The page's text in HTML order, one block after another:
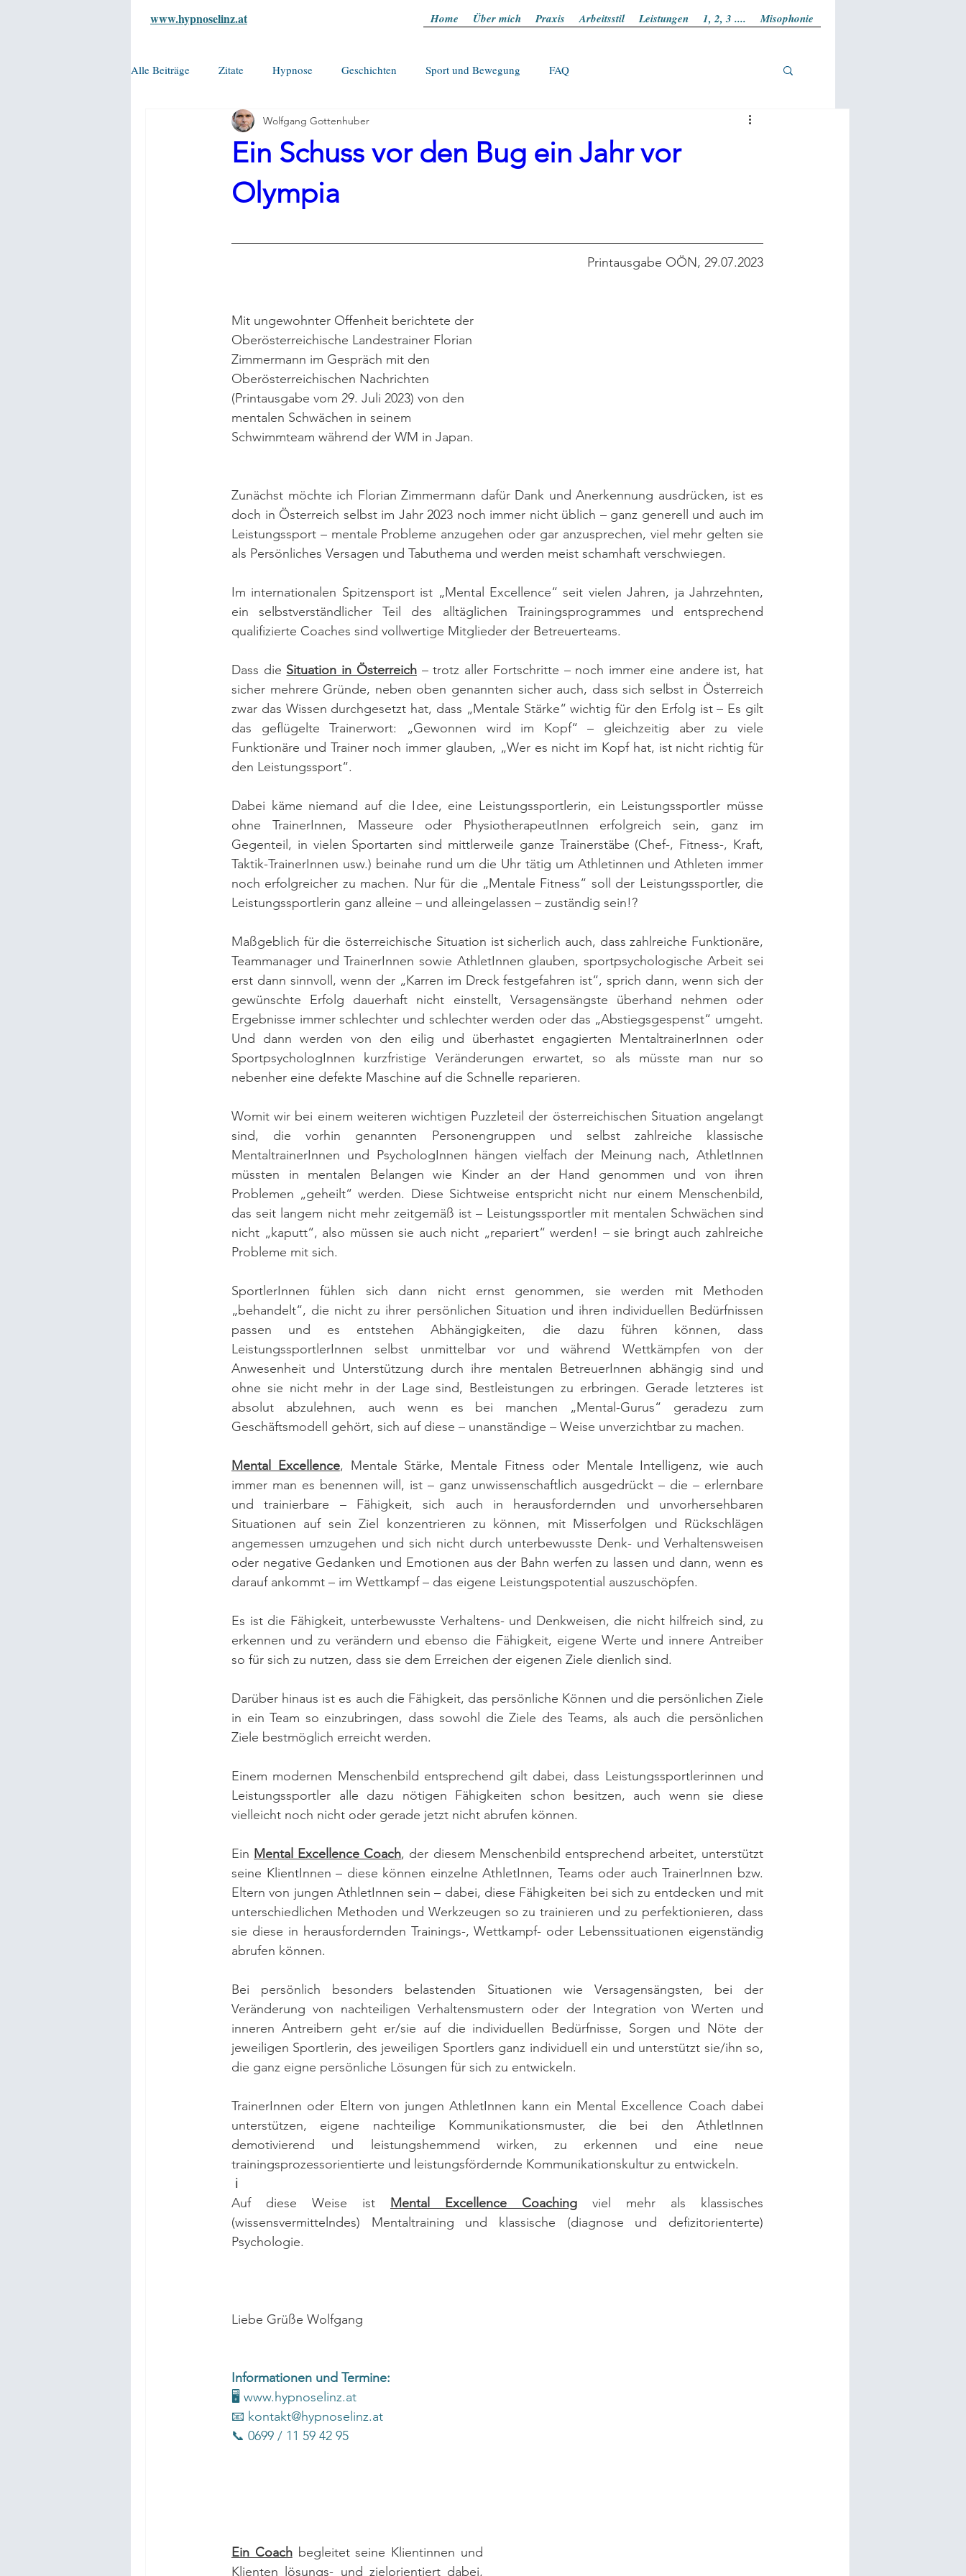
Home Über mich Praxis Arbeitsstil Leistungen 1, 2, 3 .... Misophonie
www.hypnoselinz.at
Alle Beiträge Zitate Hypnose Geschichten Sport und Bewegung FAQ
Ein Schuss vor den Bug ein Jahr vor
Olympia
Wolfgang Gottenhuber
Printausgabe OÖN, 29.07.2023
Mit ungewohnter Offenheit berichtete der
Oberösterreichische Landestrainer Florian
Zimmermann im Gespräch mit den
Oberösterreichischen Nachrichten
(Printausgabe vom 29. Juli 2023) von den
mentalen Schwächen in seinem
Schwimmteam während der WM in Japan.
Zunächst möchte ich Florian Zimmermann dafür Dank und Anerkennung ausdrücken, ist es
doch in Österreich selbst im Jahr 2023 noch immer nicht üblich – ganz generell und auch im
Leistungssport – mentale Probleme anzugehen oder gar anzusprechen, viel mehr gelten sie
als Persönliches Versagen und Tabuthema und werden meist schamhaft verschwiegen.
Im internationalen Spitzensport ist „Mental Excellence“ seit vielen Jahren, ja Jahrzehnten,
ein selbstverständlicher Teil des alltäglichen Trainingsprogrammes und entsprechend
qualifizierte Coaches sind vollwertige Mitglieder der Betreuerteams.
Dass die Situation in Österreich – trotz aller Fortschritte – noch immer eine andere ist, hat
sicher mehrere Gründe, neben oben genannten sicher auch, dass sich selbst in Österreich
zwar das Wissen durchgesetzt hat, dass „Mentale Stärke“ wichtig für den Erfolg ist – Es gilt
das geflügelte Trainerwort: „Gewonnen wird im Kopf“ – gleichzeitig aber zu viele
Funktionäre und Trainer noch immer glauben, „Wer es nicht im Kopf hat, ist nicht richtig für
den Leistungssport“.
Dabei käme niemand auf die Idee, eine Leistungssportlerin, ein Leistungssportler müsse
ohne TrainerInnen, Masseure oder PhysiotherapeutInnen erfolgreich sein, ganz im
Gegenteil, in vielen Sportarten sind mittlerweile ganze Trainerstäbe (Chef-, Fitness-, Kraft,
Taktik-TrainerInnen usw.) beinahe rund um die Uhr tätig um Athletinnen und Athleten immer
noch erfolgreicher zu machen. Nur für die „Mentale Fitness“ soll der Leistungssportler, die
Leistungssportlerin ganz alleine – und alleingelassen – zuständig sein!?
Maßgeblich für die österreichische Situation ist sicherlich auch, dass zahlreiche Funktionäre,
Teammanager und TrainerInnen sowie AthletInnen glauben, sportpsychologische Arbeit sei
erst dann sinnvoll, wenn der „Karren im Dreck festgefahren ist“, sprich dann, wenn sich der
gewünschte Erfolg dauerhaft nicht einstellt, Versagensängste überhand nehmen oder
Ergebnisse immer schlechter und schlechter werden oder das „Abstiegsgespenst“ umgeht.
Und dann werden von den eilig und überhastet engagierten MentaltrainerInnen oder
SportpsychologInnen kurzfristige Veränderungen erwartet, so als müsste man nur so
nebenher eine defekte Maschine auf die Schnelle reparieren.
Womit wir bei einem weiteren wichtigen Puzzleteil der österreichischen Situation angelangt
sind, die vorhin genannten Personengruppen und selbst zahlreiche klassische
MentaltrainerInnen und PsychologInnen hängen vielfach der Meinung nach, AthletInnen
müssten in mentalen Belangen wie Kinder an der Hand genommen und von ihren
Problemen „geheilt“ werden. Diese Sichtweise entspricht nicht nur einem Menschenbild,
das seit langem nicht mehr zeitgemäß ist – Leistungssportler mit mentalen Schwächen sind
nicht „kaputt“, also müssen sie auch nicht „repariert“ werden! – sie bringt auch zahlreiche
Probleme mit sich.
SportlerInnen fühlen sich dann nicht ernst genommen, sie werden mit Methoden
„behandelt“, die nicht zu ihrer persönlichen Situation und ihren individuellen Bedürfnissen
passen und es entstehen Abhängigkeiten, die dazu führen können, dass
LeistungssportlerInnen selbst unmittelbar vor und während Wettkämpfen von der
Anwesenheit und Unterstützung durch ihre mentalen BetreuerInnen abhängig sind und
ohne sie nicht mehr in der Lage sind, Bestleistungen zu erbringen. Gerade letzteres ist
absolut abzulehnen, auch wenn es bei manchen „Mental-Gurus“ geradezu zum
Geschäftsmodell gehört, sich auf diese – unanständige – Weise unverzichtbar zu machen.
Mental Excellence, Mentale Stärke, Mentale Fitness oder Mentale Intelligenz, wie auch
immer man es benennen will, ist – ganz unwissenschaftlich ausgedrückt – die – erlernbare
und trainierbare – Fähigkeit, sich auch in herausfordernden und unvorhersehbaren
Situationen auf sein Ziel konzentrieren zu können, mit Misserfolgen und Rückschlägen
angemessen umzugehen und sich nicht durch unterbewusste Denk- und Verhaltensweisen
oder negative Gedanken und Emotionen aus der Bahn werfen zu lassen und dann, wenn es
darauf ankommt – im Wettkampf – das eigene Leistungspotential auszuschöpfen.
Es ist die Fähigkeit, unterbewusste Verhaltens- und Denkweisen, die nicht hilfreich sind, zu
erkennen und zu verändern und ebenso die Fähigkeit, eigene Werte und innere Antreiber
so für sich zu nutzen, dass sie dem Erreichen der eigenen Ziele dienlich sind.
Darüber hinaus ist es auch die Fähigkeit, das persönliche Können und die persönlichen Ziele
in ein Team so einzubringen, dass sowohl die Ziele des Teams, als auch die persönlichen
Ziele bestmöglich erreicht werden.
Einem modernen Menschenbild entsprechend gilt dabei, dass Leistungssportlerinnen und
Leistungssportler alle dazu nötigen Fähigkeiten schon besitzen, auch wenn sie diese
vielleicht noch nicht oder gerade jetzt nicht abrufen können.
Ein Mental Excellence Coach, der diesem Menschenbild entsprechend arbeitet, unterstützt
seine KlientInnen – diese können einzelne AthletInnen, Teams oder auch TrainerInnen bzw.
Eltern von jungen AthletInnen sein – dabei, diese Fähigkeiten bei sich zu entdecken und mit
unterschiedlichen Methoden und Werkzeugen so zu trainieren und zu perfektionieren, dass
sie diese in herausfordernden Trainings-, Wettkampf- oder Lebenssituationen eigenständig
abrufen können.
Bei persönlich besonders belastenden Situationen wie Versagensängsten, bei der
Veränderung von nachteiligen Verhaltensmustern oder der Integration von Werten und
inneren Antreibern geht er/sie auf die individuellen Bedürfnisse, Sorgen und Nöte der
jeweiligen Sportlerin, des jeweiligen Sportlers ganz individuell ein und unterstützt sie/ihn so,
die ganz eigne persönliche Lösungen für sich zu entwickeln.
TrainerInnen oder Eltern von jungen AthletInnen kann ein Mental Excellence Coach dabei
unterstützen, eigene nachteilige Kommunikationsmuster, die bei den AthletInnen
demotivierend und leistungshemmend wirken, zu erkennen und eine neue
trainingsprozessorientierte und leistungsfördernde Kommunikationskultur zu entwickeln.
ℹ
Auf diese Weise ist Mental Excellence Coaching viel mehr als klassisches
(wissensvermittelndes) Mentaltraining und klassische (diagnose und defizitorienterte)
Psychologie.
Liebe Grüße Wolfgang
Informationen und Termine:
🖥 www.hypnoselinz.at
📧 kontakt@hypnoselinz.at
📞 0699 / 11 59 42 95
Ein Coach begleitet seine Klientinnen und
Klienten lösungs- und zielorientiert dabei,